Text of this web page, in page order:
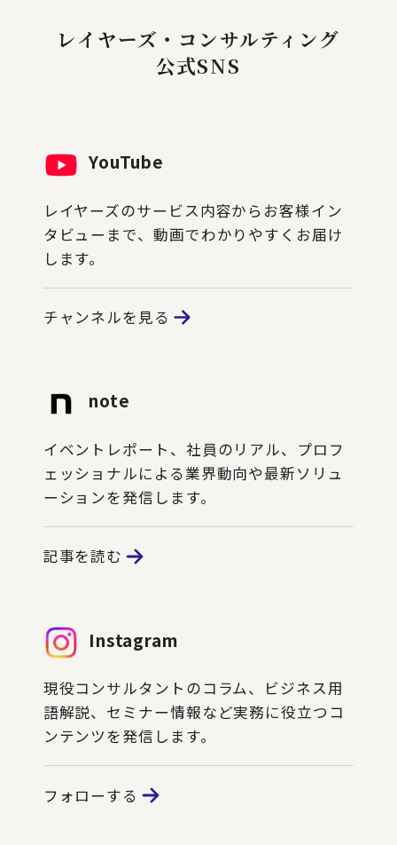
レイヤーズ・コンサルティング
公式SNS
YouTube
レイヤーズのサービス内容からお客様イン
タビューまで、動画でわかりやすくお届け
します。
チャンネルを見る
note
イベントレポート、社員のリアル、プロフ
ェッショナルによる業界動向や最新ソリュ
ーションを発信します。
記事を読む
Instagram
現役コンサルタントのコラム、ビジネス用
語解説、セミナー情報など実務に役立つコ
ンテンツを発信します。
フォローする